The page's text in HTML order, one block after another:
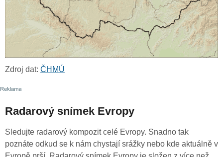
Zdroj dat: ČHMÚ
Radarový snímek Evropy
Sledujte radarový kompozit celé Evropy. Snadno tak
poznáte odkud se k nám chystají srážky nebo kde aktuálně v